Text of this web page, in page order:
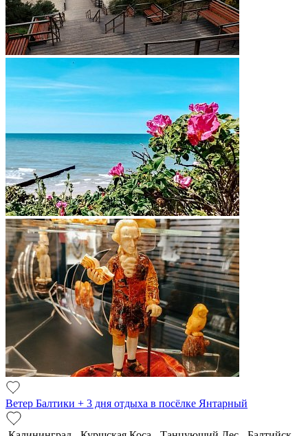
Ветер Балтики + 3 дня отдыха в посёлке Янтарный